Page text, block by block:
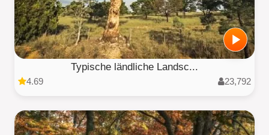
Typische ländliche Landsc...
4.69 23,792